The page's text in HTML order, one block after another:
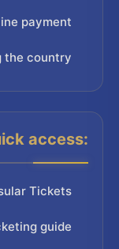
payment
the country
access:
Tickets
guide